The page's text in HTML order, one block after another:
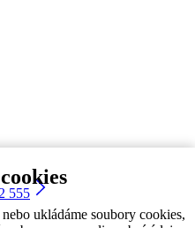
ukládáme soubory cookies,
555